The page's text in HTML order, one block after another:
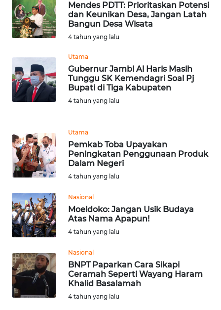
Mendes PDTT: Prioritaskan Potensi
dan Keunikan Desa, Jangan Latah
Bangun Desa Wisata
4 tahun yang lalu
Utama
Gubernur Jambi Al Haris Masih
Tunggu SK Kemendagri Soal Pj
Bupati di Tiga Kabupaten
4 tahun yang lalu
Utama
Pemkab Toba Upayakan
Peningkatan Penggunaan Produk
Dalam Negeri
4 tahun yang lalu
Nasional
Moeldoko: Jangan Usik Budaya
Atas Nama Apapun!
4 tahun yang lalu
Nasional
BNPT Paparkan Cara Sikapi
Ceramah Seperti Wayang Haram
Khalid Basalamah
4 tahun yang lalu
WN
SULSEL
GORONTALO
WN
SULUT
MALUKU
WN
MALUT
WN
DAIRI
WN
TOBA
NIAS